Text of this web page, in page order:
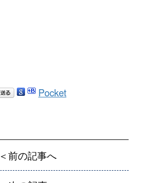
Pocket
＜前の記事へ